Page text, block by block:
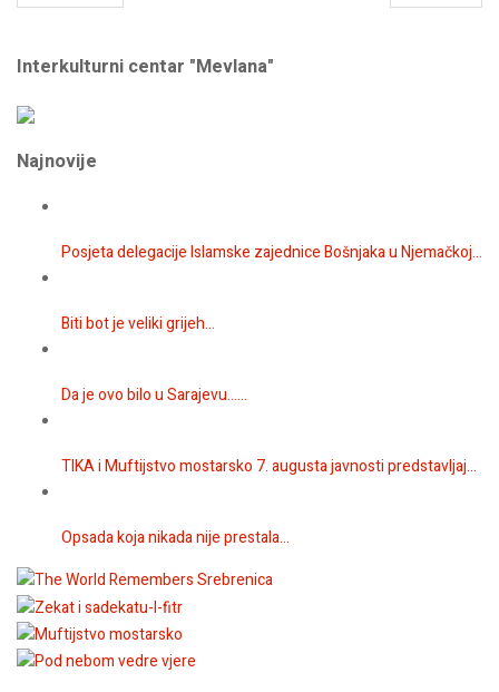
Interkulturni centar "Mevlana"
Najnovije
Posjeta delegacije Islamske zajednice Bošnjaka u Njemačkoj...
Biti bot je veliki grijeh...
Da je ovo bilo u Sarajevu…...
TIKA i Muftijstvo mostarsko 7. augusta javnosti predstavljaj...
Opsada koja nikada nije prestala...